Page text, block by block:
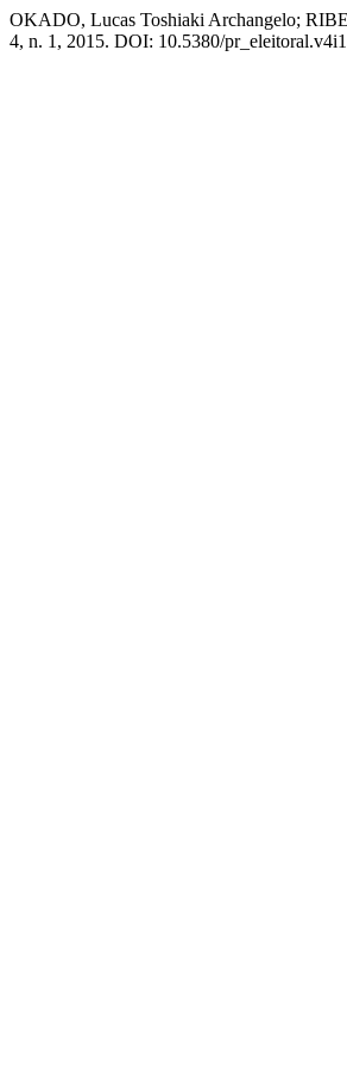
OKADO, Lucas Toshiaki Archangelo;
4, n. 1, 2015. DOI: 10.5380/